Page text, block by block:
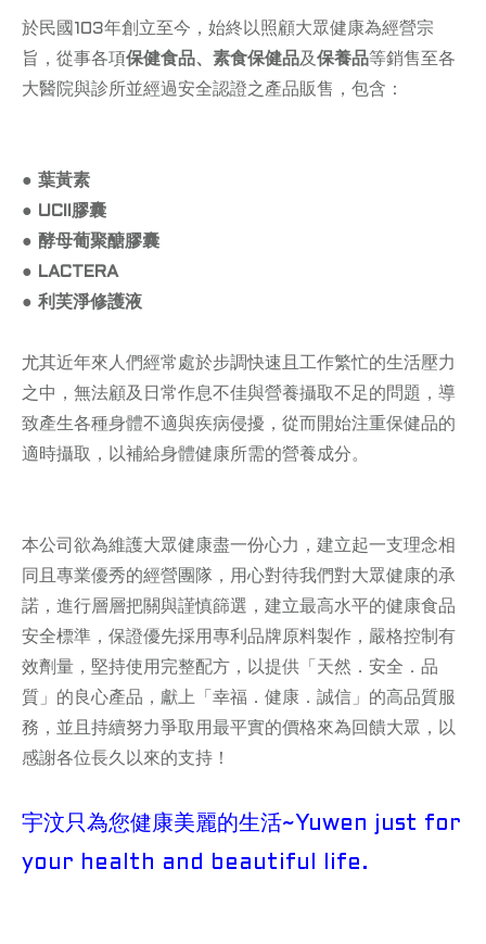
於民國103年創立至今，始終以照顧大眾健康為經營宗
旨，從事各項保健食品、素食保健品及 保養品等銷售至各
大醫院與診所並經過安全認證之產品販售，包含：
● 葉黃素
● UCII膠囊
● 酵母葡聚醣膠囊
● LACTERA
● 利芙淨修護液
尤其近年來人們經常處於步調快速且工作繁忙的生活壓力
之中，無法顧及日常作息不佳與營養攝取不足的問題，導
致產生各種身體不適與疾病侵擾，從而開始注重保健品的
適時攝取，以補給身體健康所需的營養成分。
本公司欲為維護大眾健康盡一份心力，建立起一支理念相
同且專業優秀的經營團隊，用心對待我們對大眾健康的承
諾，進行層層把關與謹慎篩選，建立最高水平的健康食品
安全標準，保證優先採用專利品牌原料製作，嚴格控制有
效劑量，堅持使用完整配方，以提供「天然．安全．品
質」的良心產品，獻上「幸福．健康．誠信」的高品質服
務，並且持續努力爭取用最平實的價格來為回饋大眾，以
感謝各位長久以來的支持！
宇汶只為您健康美麗的生活~Yuwen just for
your health and beautiful life.